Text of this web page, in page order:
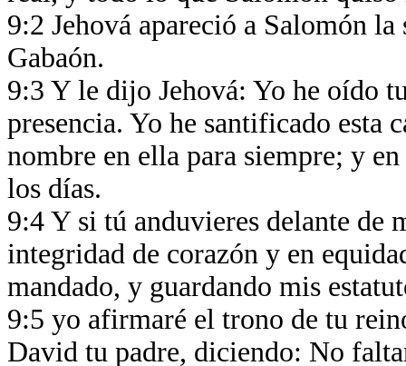
9:2 Jehová apareció a Salomón
Gabaón.
9:3 Y le dijo Jehová: Yo he oído
presencia. Yo he santificado esta
nombre en ella para siempre; y
los días.
9:4 Y si tú anduvieres delante de
integridad de corazón y en
mandado, y guardando mis
9:5 yo afirmaré el trono de tu
David tu padre, diciendo: No